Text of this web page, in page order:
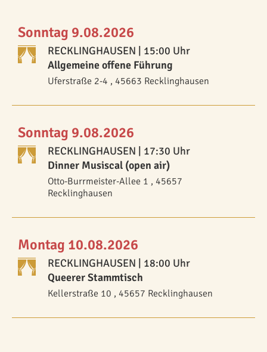
Sonntag 9.08.2026
RECKLINGHAUSEN | 15:00 Uhr
Allgemeine offene Führung
Uferstraße 2-4 , 45663 Recklinghausen
Sonntag 9.08.2026
RECKLINGHAUSEN | 17:30 Uhr
Dinner Musiscal (open air)
Otto-Burrmeister-Allee 1 , 45657
Recklinghausen
Montag 10.08.2026
RECKLINGHAUSEN | 18:00 Uhr
Queerer Stammtisch
Kellerstraße 10 , 45657 Recklinghausen